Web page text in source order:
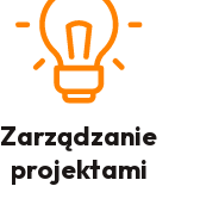
Zarządzanie
projektami